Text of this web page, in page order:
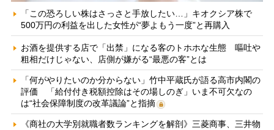
「この恐ろしい株はさっさと手放したい…」キオクシア株で
500万円の利益を出した女性が“夢よもう一度”と再購入
お酒を提供する店で「出禁」になる客のトホホな生態 嘔吐や
粗相だけじゃない、店側が嫌がる“最悪の客”とは
「何がやりたいのか分からない」竹中平蔵氏が語る高市内閣の
評価 「給付付き税額控除はその場しのぎ」いま不可欠なの
は“社会保障制度の改革議論”と指摘
《商社の大学別就職者数ランキングを解剖》三菱商事、三井物